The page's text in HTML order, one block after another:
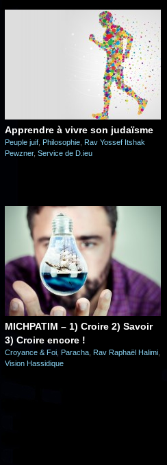
Apprendre à vivre son judaïsme
Peuple juif Philosophie Rav Yossef Itshak
Pewzner, Service de D.ieu
MICHPATIM – 1) Croire 2) Savoir
3) Croire encore !
Croyance & Foi Paracha Rav Raphaël Halimi
Vision Hassidique